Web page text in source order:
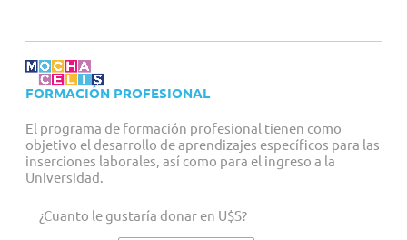
FORMACIÓN PROFESIONAL
El programa de formación profesional tienen como
objetivo el desarrollo de aprendizajes específicos para las
inserciones laborales, así como para el ingreso a la
Universidad.
¿Cuanto le gustaría donar en U$S?